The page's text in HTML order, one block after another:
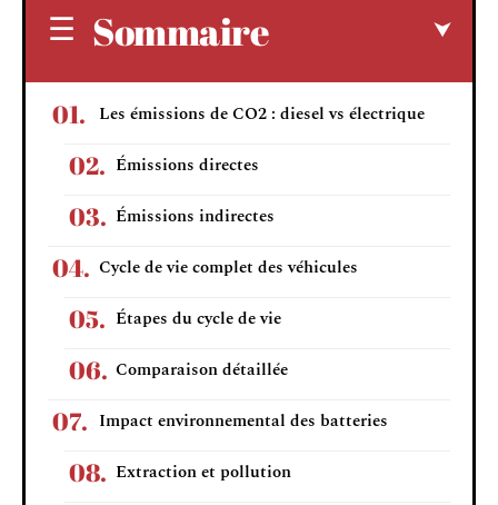
Sommaire
Les émissions de CO2 : diesel vs électrique
Émissions directes
Émissions indirectes
Cycle de vie complet des véhicules
Étapes du cycle de vie
Comparaison détaillée
Impact environnemental des batteries
Extraction et pollution